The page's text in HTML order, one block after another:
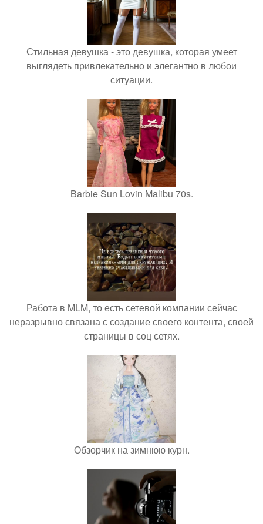
Стильная девушка - это девушка, которая умеет
выглядеть привлекательно и элегантно в любои
ситуации.
Barbie Sun Lovin Malibu 70s.
Работа в MLM, то есть сетевой компании сейчас
неразрывно связана с создание своего контента, своей
страницы в соц сетях.
Обзорчик на зимнюю курн.